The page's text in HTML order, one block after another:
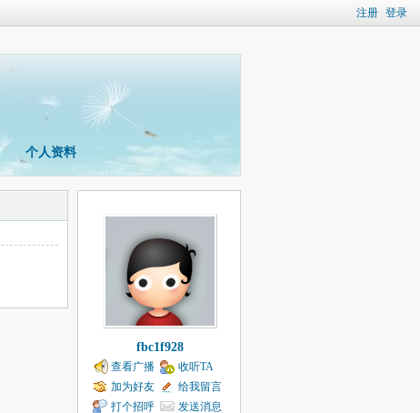
注册 登录
个人资料
fbc1f928
查看广播
收听TA
加为好友
给我留言
打个招呼
发送消息